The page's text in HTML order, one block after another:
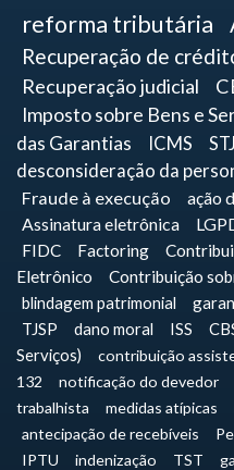
reforma tributária
Recuperação de
Recuperação judicial
Imposto sobre Bens e
das Garantias
ICMS STJ
desconsideração da
Fraude à execução
ação
Assinatura eletrônica
FIDC Factoring
Eletrônico
Contribuição
blindagem patrimonial
TJSP
dano moral ISS
Serviços)
contribuição
132
notificação do devedor
trabalhista
medidas atípicas
antecipação de recebíveis
IPTU
indenização TST